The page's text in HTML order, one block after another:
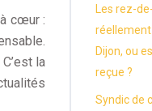
cœur :
la
Les rez-
Dijon, ou
reçue ?
Syndic de